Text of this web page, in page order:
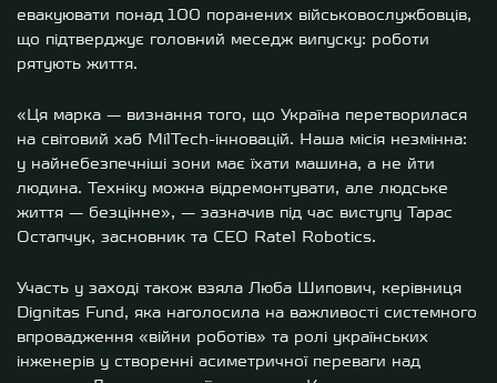
евакуювати понад 100 поранених військовослужбовців,
що підтверджує головний меседж випуску: роботи
рятують життя.
«Ця марка — визнання того, що Україна перетворилася
на світовий хаб MilTech-інновацій. Наша місія незмінна:
у найнебезпечніші зони має їхати машина, а не йти
людина. Техніку можна відремонтувати, але людське
життя — безцінне», — зазначив під час виступу Тарас
Остапчук, засновник та CEO Ratel Robotics.
Участь у заході також взяла Люба Шипович, керівниця
Dignitas Fund, яка наголосила на важливості системного
впровадження «війни роботів» та ролі українських
інженерів у створенні асиметричної переваги над